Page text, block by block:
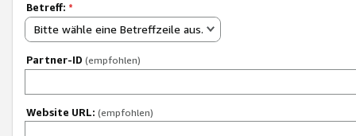
Betreff: *
Bitte wähle eine Betreffzeile aus.
Partner-ID (empfohlen)
Website URL: (empfohlen)